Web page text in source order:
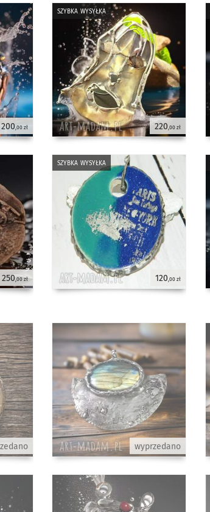
200,00 zł
szybka wysyłka
220,00 zł
250,00 zł
szybka wysyłka
120,00 zł
wyprzedano